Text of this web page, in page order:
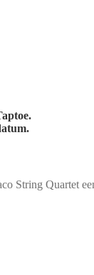
String Quartet